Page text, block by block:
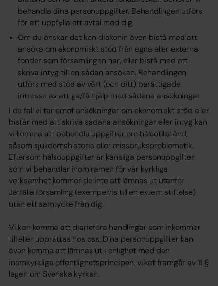
behandla dina personuppgifter. Behandlingen utförs
för att uppfylla ett avtal med dig.
Om du önskar det kan diakonin även bistå med att
ansöka om ekonomiskt stöd från egna eller externa
fonder som församlingen har, eller bistå med att
skriva intyg till en sådan ansökan. Behandlingen
utförs med stöd av vårt (och ditt) berättigade
intresse av att ge/få hjälp med sådana ansökningar.
I de fall vi tar emot ansökningar om ekonomiskt stöd eller
bistår med att skriva sådana ansökningar eller intyg kan
vi komma att behandla uppgifter om hälsotillstånd,
såsom sjukdomshistoria eller missbruksproblematik.
Eftersom hälsouppgifter är känsliga personuppgifter
som vi behandlar inom ramen för vår kyrkliga
verksamhet kommer de inte att lämnas ut utanför ​
Järfälla församling​ (exempelvis till en extern stiftelse)
utan ett samtycke från dig.
Vi kan komma att diarieföra handlingar som inkommer
till eller upprättas hos oss. Dina personuppgifter kan
även komma att lämnas ut i enlighet med den
inomkyrkliga offentlighetsprincipen, vilket framgår av 11 §
lagen om Svenska kyrkan.